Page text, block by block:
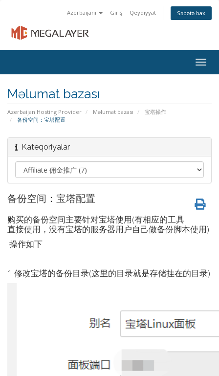
Azerbaijani Giriş Qeydiyyat Səbətə bax
Məlumat bazası
Azerbaijan Hosting Provider Məlumat bazası
宝塔操作
备份空间：宝塔配置
Kateqoriyalar
备份空间：宝塔配置
购买的备份空间主要针对宝塔使用(有相应的工具
直接使用，没有宝塔的服务器用户自己做备份脚本使用)
操作如下
1 修改宝塔的备份目录(这里的目录就是存储挂在的目录)